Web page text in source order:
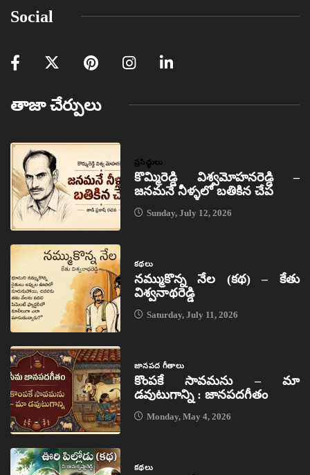
Social
తాజా చేర్పులు
ప్రసిద్ధులు
కొమ్మిరెడ్డి విశ్వమోహనరెడ్డి –
జనమనే నీళ్ళలో బతికిన చేప
Sunday, July 12, 2026
కథలు
నమ్ముకొన్న నేల (కథ) – కేతు
విశ్వనాథరెడ్డి
Saturday, July 11, 2026
జానపద గీతాలు
కొంపకే సావమను – మా
డవుటుగాన్ని : జానపదగీతం
Monday, May 4, 2026
కథలు